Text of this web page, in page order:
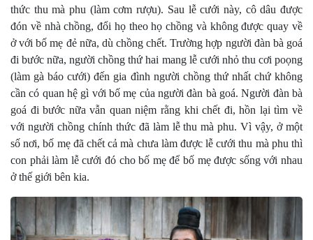
thức thu mà phu (làm cơm rượu). Sau lễ cưới này, cô dâu được
đón về nhà chồng, đổi họ theo họ chồng và không được quay về
ở với bố mẹ đẻ nữa, dù chồng chết. Trường hợp người đàn bà goá
đi bước nữa, người chồng thứ hai mang lễ cưới nhỏ thu cơi poọng
(làm gà báo cưới) đến gia đình người chồng thứ nhất chứ không
cần có quan hệ gì với bố mẹ của người đàn bà goá. Người đàn bà
goá đi bước nữa vẫn quan niệm rằng khi chết đi, hồn lại tìm về
với người chồng chính thức đã làm lễ thu mà phu. Vì vậy, ở một
số nơi, bố mẹ đã chết cả mà chưa làm được lễ cưới thu mà phu thì
con phải làm lễ cưới đó cho bố mẹ để bố mẹ được sống với nhau
ở thế giới bên kia.